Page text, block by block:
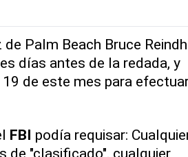
Palm Beach Bruce
días antes de la redada, y
de este mes para
FBI podía requisar:
de "clasificado", cualquier